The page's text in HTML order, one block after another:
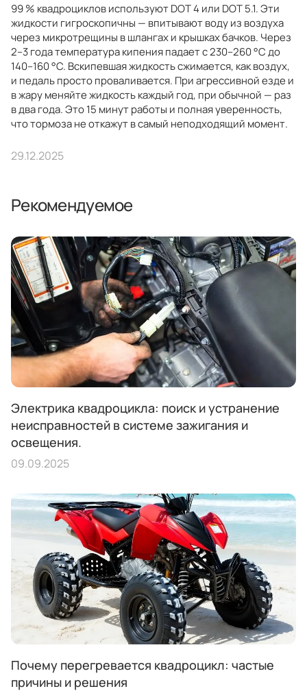
99 % квадроциклов используют DOT 4 или DOT 5.1. Эти
жидкости гигроскопичны — впитывают воду из воздуха
через микротрещины в шлангах и крышках бачков. Через
2–3 года температура кипения падает с 230–260 °C до
140–160 °C. Вскипевшая жидкость сжимается, как воздух,
и педаль просто проваливается. При агрессивной езде и
в жару меняйте жидкость каждый год, при обычной — раз
в два года. Это 15 минут работы и полная уверенность,
что тормоза не откажут в самый неподходящий момент.
29.12.2025
Рекомендуемое
Электрика квадроцикла: поиск и устранение
неисправностей в системе зажигания и
освещения.
09.09.2025
Почему перегревается квадроцикл: частые
причины и решения